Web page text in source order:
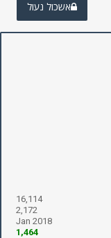
אשכול נעול
16,114
2,172
Jan 2018
1,464